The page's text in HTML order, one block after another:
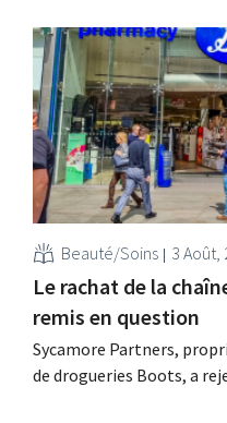
multinationale s'attend
baisse de son chiffre
l'exercice.
Beauté/Soins 3 Août,
Le rachat de la
remis en question
Sycamore Partners,
de drogueries Boots, a